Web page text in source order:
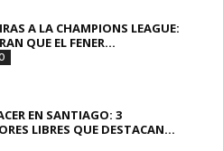
A LA CHAMPIONS LEAGUE:
QUE EL FENER...
EN SANTIAGO: 3
LIBRES QUE DESTACAN...